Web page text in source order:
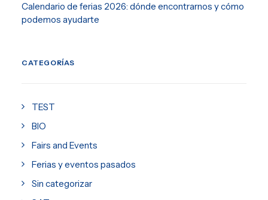
Calendario de ferias 2026: dónde encontrarnos y cómo
podemos ayudarte
CATEGORÍAS
TEST
BIO
Fairs and Events
Ferias y eventos pasados
Sin categorizar